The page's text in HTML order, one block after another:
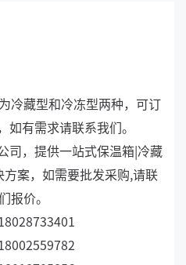
冷藏型和冷冻型两种，可订
如有需求请联系我们。
司，提供一站式保温箱|冷藏
案，如需要批发采购,请联
报价。